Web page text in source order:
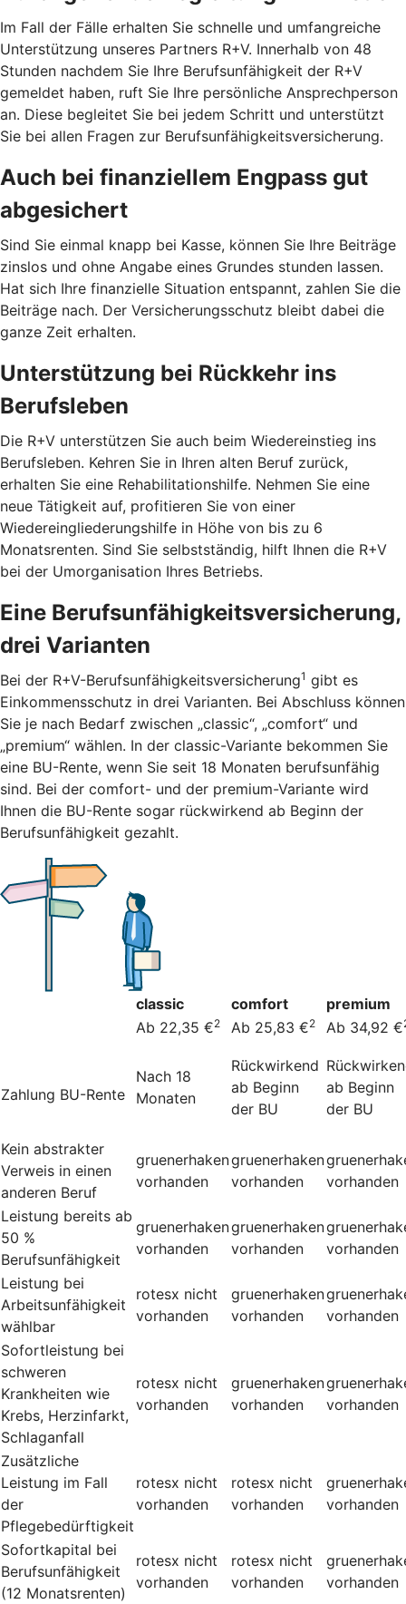
Im Fall der Fälle erhalten Sie schnelle und umfangreiche
Unterstützung unseres Partners R+V. Innerhalb von 48
Stunden nachdem Sie Ihre Berufsunfähigkeit der R+V
gemeldet haben, ruft Sie Ihre persönliche Ansprechperson
an. Diese begleitet Sie bei jedem Schritt und unterstützt
Sie bei allen Fragen zur Berufsunfähigkeitsversicherung.
Auch bei finanziellem Engpass gut
abgesichert
Sind Sie einmal knapp bei Kasse, können Sie Ihre Beiträge
zinslos und ohne Angabe eines Grundes stunden lassen.
Hat sich Ihre finanzielle Situation entspannt, zahlen Sie die
Beiträge nach. Der Versicherungsschutz bleibt dabei die
ganze Zeit erhalten.
Unterstützung bei Rückkehr ins
Berufsleben
Die R+V unterstützen Sie auch beim Wiedereinstieg ins
Berufsleben. Kehren Sie in Ihren alten Beruf zurück,
erhalten Sie eine Rehabilitationshilfe. Nehmen Sie eine
neue Tätigkeit auf, profitieren Sie von einer
Wiedereingliederungshilfe in Höhe von bis zu 6
Monatsrenten. Sind Sie selbstständig, hilft Ihnen die R+V
bei der Umorganisation Ihres Betriebs.
Eine Berufsunfähigkeitsversicherung,
drei Varianten
Bei der R+V-Berufsunfähigkeitsversicherung1 gibt es
Einkommensschutz in drei Varianten. Bei Abschluss können
Sie je nach Bedarf zwischen „classic“, „comfort“ und
„premium“ wählen. In der classic-Variante bekommen Sie
eine BU-Rente, wenn Sie seit 18 Monaten berufsunfähig
sind. Bei der comfort- und der premium-Variante wird
Ihnen die BU-Rente sogar rückwirkend ab Beginn der
Berufsunfähigkeit gezahlt.
classic comfort
premium
Ab 22,35 €2 Ab 25,83 €2 Ab 34,92 €
Zahlung BU-Rente
Nach 18
Monaten
Rückwirkend
ab Beginn
der BU
ab Beginn
der BU
Kein abstrakter
Verweis in einen
anderen Beruf
gruenerhaken
vorhanden
gruenerhaken
vorhanden
vorhanden
Leistung bereits ab
50 %
Berufsunfähigkeit
gruenerhaken
vorhanden
gruenerhaken
vorhanden
vorhanden
Leistung bei
Arbeitsunfähigkeit
wählbar
rotesx nicht
vorhanden
gruenerhaken
vorhanden
vorhanden
Sofortleistung bei
schweren
Krankheiten wie
Krebs, Herzinfarkt,
Schlaganfall
rotesx nicht
vorhanden
gruenerhaken
vorhanden
vorhanden
Zusätzliche
Leistung im Fall
der
Pflegebedürftigkeit
rotesx nicht
vorhanden
rotesx nicht
vorhanden
vorhanden
Sofortkapital bei
Berufsunfähigkeit
(12 Monatsrenten)
rotesx nicht
vorhanden
rotesx nicht
vorhanden
vorhanden